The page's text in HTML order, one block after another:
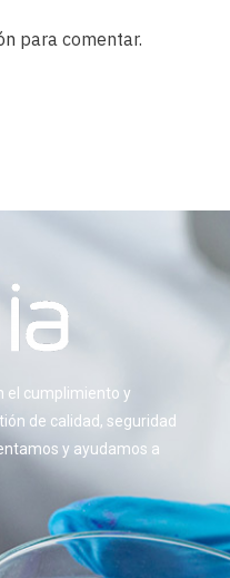
para comentar.
el cumplimiento y
de calidad, seguridad
y ayudamos a